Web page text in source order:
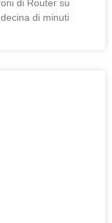
di Router su
di minuti